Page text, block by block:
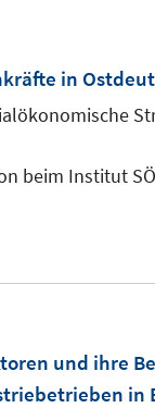
in
beim Institut
und ihre
in